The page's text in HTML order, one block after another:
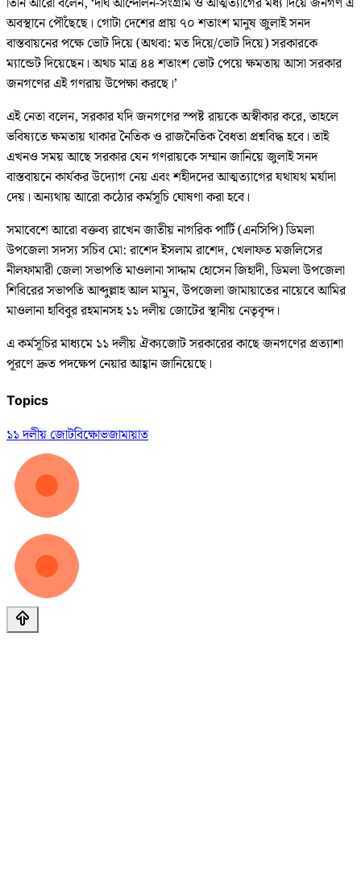
অবস্থানে পৌঁছেছে। গোটা দেশের প্রায় ৭০ শতাংশ মানুষ জুলাই সনদ
বাস্তবায়নের পক্ষে ভোট দিয়ে (অথবা: মত দিয়ে/ভোট দিয়ে) সরকারকে
ম্যান্ডেট দিয়েছেন। অথচ মাত্র ৪৪ শতাংশ ভোট পেয়ে ক্ষমতায় আসা সরকার
জনগণের এই গণরায় উপেক্ষা করছে।’
এই নেতা বলেন, সরকার যদি জনগণের স্পষ্ট রায়কে অস্বীকার করে, তাহলে
ভবিষ্যতে ক্ষমতায় থাকার নৈতিক ও রাজনৈতিক বৈধতা প্রশ্নবিদ্ধ হবে। তাই
এখনও সময় আছে সরকার যেন গণরায়কে সম্মান জানিয়ে জুলাই সনদ
বাস্তবায়নে কার্যকর উদ্যোগ নেয় এবং শহীদদের আত্মত্যাগের যথাযথ মর্যাদা
দেয়। অন্যথায় আরো কঠোর কর্মসূচি ঘোষণা করা হবে।
সমাবেশে আরো বক্তব্য রাখেন জাতীয় নাগরিক পার্টি (এনসিপি) ডিমলা
উপজেলা সদস্য সচিব মো: রাশেদ ইসলাম রাশেদ, খেলাফত মজলিসের
নীলফামারী জেলা সভাপতি মাওলানা সাদ্দাম হোসেন জিহাদী, ডিমলা উপজেলা
শিবিরের সভাপতি আব্দুল্লাহ আল মামুন, উপজেলা জামায়াতের নায়েবে আমির
মাওলানা হাবিবুর রহমানসহ ১১ দলীয় জোটের স্থানীয় নেতৃবৃন্দ।
এ কর্মসূচির মাধ্যমে ১১ দলীয় ঐক্যজোট সরকারের কাছে জনগণের প্রত্যাশা
পূরণে দ্রুত পদক্ষেপ নেয়ার আহ্বান জানিয়েছে।
Topics
১১ দলীয় জোটবিক্ষোভজামায়াত